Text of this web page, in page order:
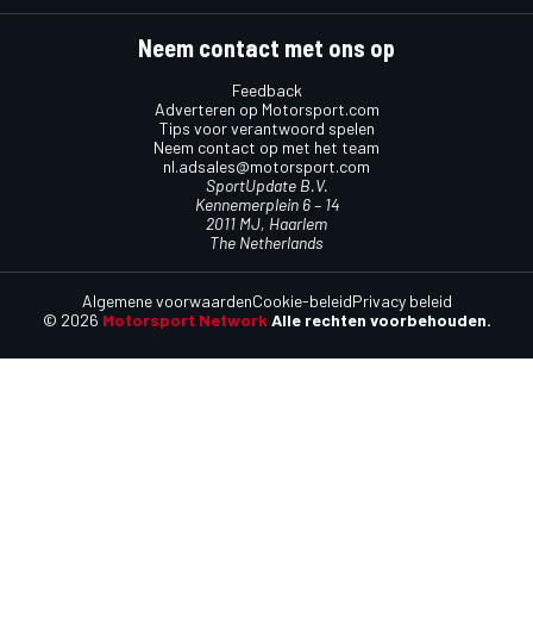
Neem contact met ons op
Feedback
Adverteren op Motorsport.com
Tips voor verantwoord spelen
Neem contact op met het team
nl.adsales@motorsport.com
SportUpdate B.V.
Kennemerplein 6 – 14
2011 MJ, Haarlem
The Netherlands
© 2026 Motorsport Network Alle rechten voorbehouden.
Algemene voorwaardenCookie-beleidPrivacy beleid